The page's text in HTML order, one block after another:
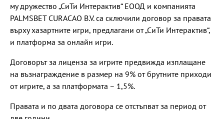
му дружество „СиТи Интерактив“ ЕООД и компанията
PALMSBET CURACAO B.V. са сключили договор за правата
върху хазартните игри, предлагани от „СиТи Интерактив“,
и платформа за онлайн игри.
Договорът за лиценза за игрите предвижда изплащане
на възнаграждение в размер на 9% от брутните приходи
от игрите, а за платформата – 1,5%.
Правата и по двата договора се отстъпват за период от